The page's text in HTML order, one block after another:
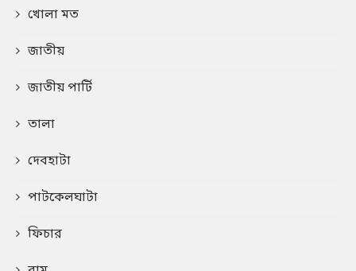
খোলা মত
জাতীয়
জাতীয় পার্টি
তালা
দেবহাটা
পাটকেলঘাটা
ফিচার